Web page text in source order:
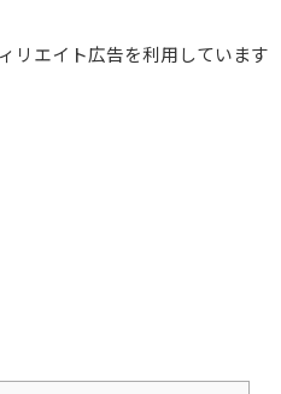
リエイト広告を利用しています